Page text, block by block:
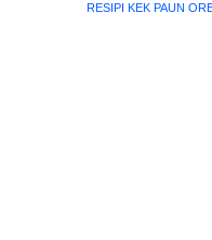
RESIPI KEK PAUN